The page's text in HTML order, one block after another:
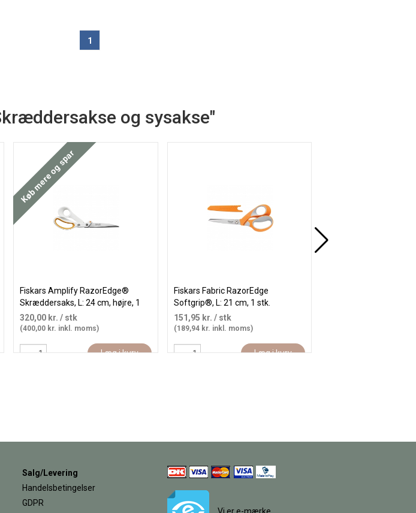
1
og sysakse"
Køb mere og spar
Fiskars Amplify RazorEdge®
Skræddersaks, L: 24 cm, højre, 1
stk.
320,00 kr. / stk
(400,00 kr. inkl. moms)
Læg i kurv
Fiskars Fabric RazorEdge
Softgrip®, L: 21 cm, 1 stk.
151,95 kr. / stk
(189,94 kr. inkl. moms)
Læg i kurv
Salg/Levering
Handelsbetingelser
GDPR